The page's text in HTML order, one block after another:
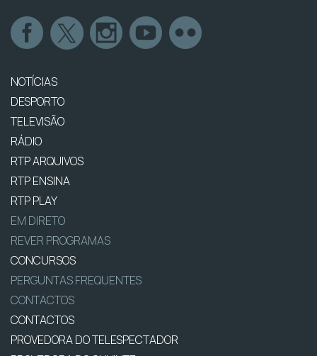
NOTÍCIAS
DESPORTO
TELEVISÃO
RÁDIO
RTP ARQUIVOS
RTP ENSINA
RTP PLAY
EM DIRETO
REVER PROGRAMAS
CONCURSOS
PERGUNTAS FREQUENTES
CONTACTOS
CONTACTOS
PROVEDORA DO TELESPECTADOR